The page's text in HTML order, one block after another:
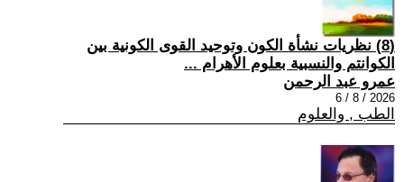
(8) نظريات نشأة الكون وتوحيد القوى الكونية بين
الكوانتم والنسبية بعلوم الأهرام ...
عمرو عبد الرحمن
2026 / 8 / 6
الطب , والعلوم